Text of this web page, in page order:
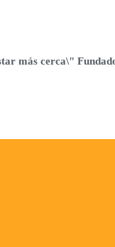
más cerca\"